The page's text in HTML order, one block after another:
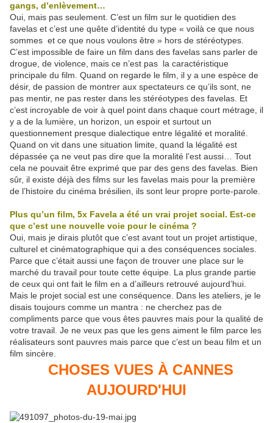
gangs, d’enlèvement…
Oui, mais pas seulement. C’est un film sur le quotidien des
favelas et c’est une quête d’identité du type « voilà ce que nous
sommes et ce que nous voulons être » hors de stéréotypes.
C’est impossible de faire un film dans des favelas sans parler de
drogue, de violence, mais ce n’est pas la caractéristique
principale du film. Quand on regarde le film, il y a une espèce de
désir, de passion de montrer aux spectateurs ce qu’ils sont, ne
pas mentir, ne pas rester dans les stéréotypes des favelas. Et
c’est incroyable de voir à quel point dans chaque court métrage, il
y a de la lumière, un horizon, un espoir et surtout un
questionnement presque dialectique entre légalité et moralité.
Quand on vit dans une situation limite, quand la légalité est
dépassée ça ne veut pas dire que la moralité l’est aussi… Tout
cela ne pouvait être exprimé que par des gens des favelas. Bien
sûr, il existe déjà des films sur les favelas mais pour la première
de l’histoire du cinéma brésilien, ils sont leur propre porte-parole.
Plus qu’un film, 5x Favela a été un vrai projet social. Est-ce
que c’est une nouvelle voie pour le cinéma ?
Oui, mais je dirais plutôt que c’est avant tout un projet artistique,
culturel et cinématographique qui a des conséquences sociales.
Parce que c’était aussi une façon de trouver une place sur le
marché du travail pour toute cette équipe. La plus grande partie
de ceux qui ont fait le film en a d’ailleurs retrouvé aujourd’hui.
Mais le projet social est une conséquence. Dans les ateliers, je le
disais toujours comme un mantra : ne cherchez pas de
compliments parce que vous êtes pauvres mais pour la qualité de
votre travail. Je ne veux pas que les gens aiment le film parce les
réalisateurs sont pauvres mais parce que c’est un beau film et un
film sincère.
CHOSES VUES À CANNES
AUJOURD'HUI